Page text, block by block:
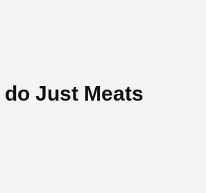
Just Meats